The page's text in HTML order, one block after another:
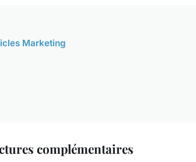
Marketing
complémentaires